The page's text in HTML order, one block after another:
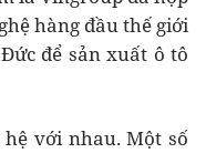
hàng đầu thế giới
để sản xuất ô tô
với nhau. Một số